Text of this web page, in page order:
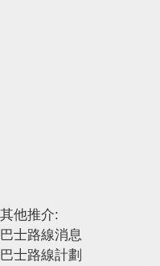
其他推介:
巴士路線消息
巴士路線計劃